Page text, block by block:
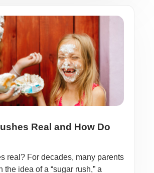
Real and How Do
real? For decades, many parents
the idea of a “sugar rush,” a